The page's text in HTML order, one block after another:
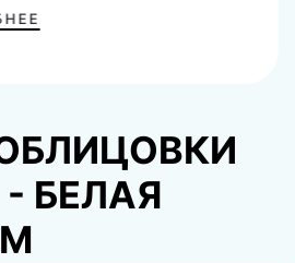
- БЕЛАЯ